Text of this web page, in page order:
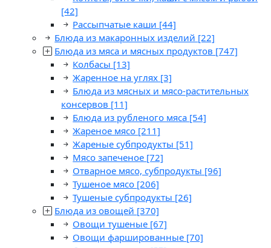
[42]
Рассыпчатые каши [44]
Блюда из макаронных изделий [22]
Блюда из мяса и мясных продуктов [747]
Колбасы [13]
Жаренное на углях [3]
Блюда из мясных и мясо-растительных
консервов [11]
Блюда из рубленого мяса [54]
Жареное мясо [211]
Жареные субпродукты [51]
Мясо запеченое [72]
Отварное мясо, субпродукты [96]
Тушеное мясо [206]
Тушеные субпродукты [26]
Блюда из овощей [370]
Овощи тушеные [67]
Овощи фаршированные [70]